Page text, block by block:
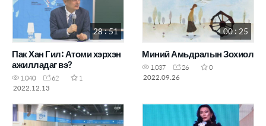
28 : 51
Пак Хан Гил: Атоми хэрхэн
ажилладаг вэ?
1,040 62
1
2022.12.13
00 : 25
Миний Амьдралын Зохиол
1,037 26
0
2022.09.26